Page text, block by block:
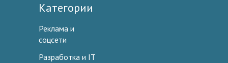
Категории
Реклама и
соцсети
Разработка и IT